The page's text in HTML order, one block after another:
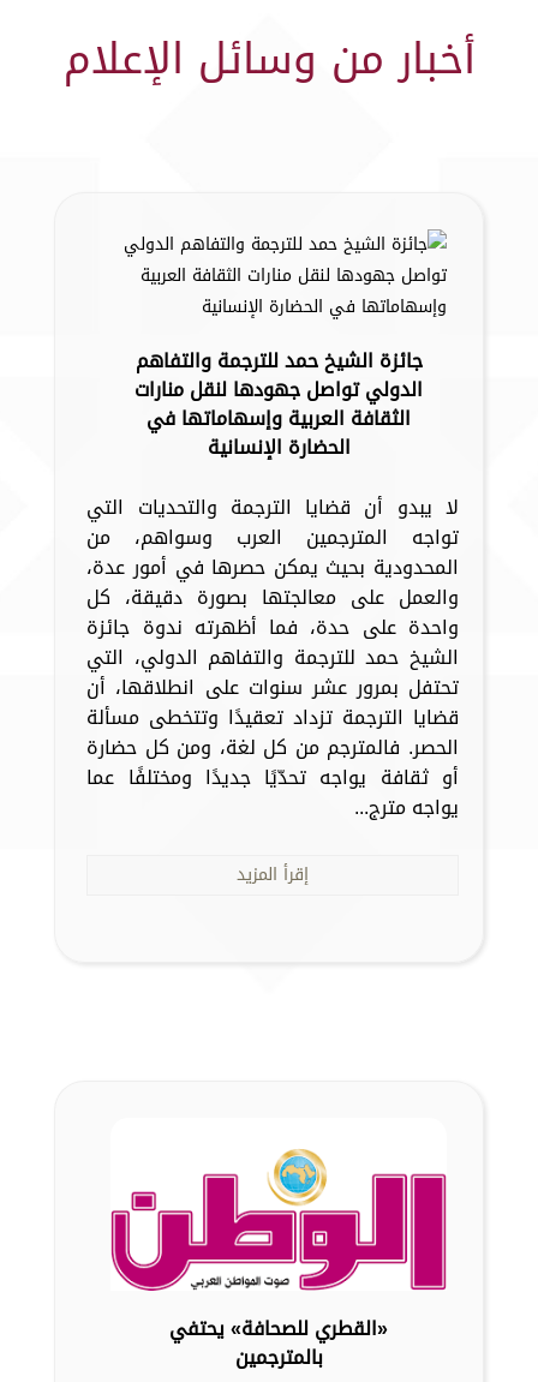
أخبار من وسائل الإعلام
جائزة الشيخ حمد للترجمة والتفاهم
الدولي تواصل جهودها لنقل منارات
الثقافة العربية وإسهاماتها في
الحضارة الإنسانية
لا يبدو أن قضايا الترجمة والتحديات التي
تواجه المترجمين العرب وسواهم، من
المحدودية بحيث يمكن حصرها في أمور عدة،
والعمل على معالجتها بصورة دقيقة، كل
واحدة على حدة، فما أظهرته ندوة جائزة
الشيخ حمد للترجمة والتفاهم الدولي، التي
تحتفل بمرور عشر سنوات على انطلاقها، أن
قضايا الترجمة تزداد تعقيدًا وتتخطى مسألة
الحصر. فالمترجم من كل لغة، ومن كل حضارة
أو ثقافة يواجه تحدّيًا جديدًا ومختلفًا عما
يواجه مترج...
إقرأ المزيد
«القطري للصحافة» يحتفي
بالمترجمين